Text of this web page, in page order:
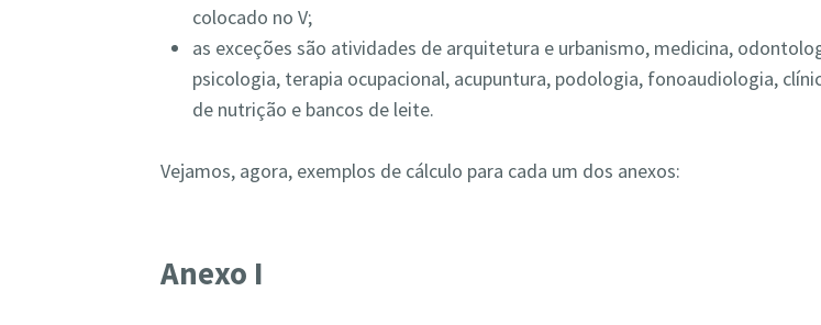
colocado no V;
as exceções são atividades de arquitetura e urbanismo, medicina,
psicologia, terapia ocupacional, acupuntura, podologia, fonoaudiologia,
de nutrição e bancos de leite.
Vejamos, agora, exemplos de cálculo para cada um dos anexos:
Anexo I